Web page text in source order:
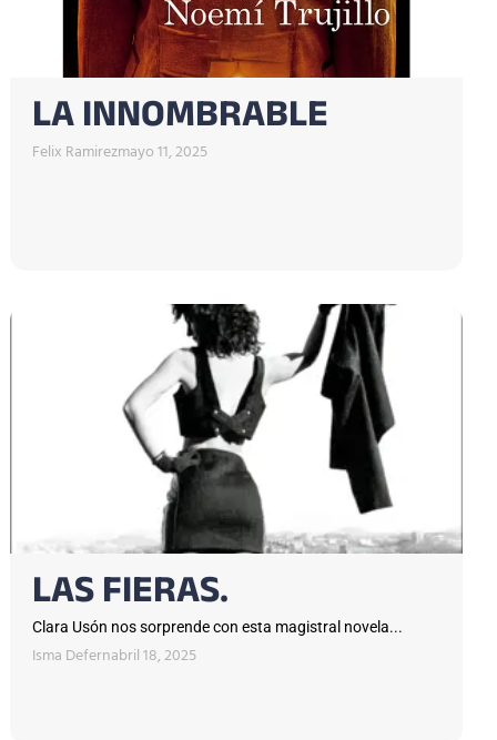
LA INNOMBRABLE
Felix Ramirezmayo 11, 2025
LAS FIERAS.
Clara Usón nos sorprende con esta magistral novela...
Isma Defernabril 18, 2025